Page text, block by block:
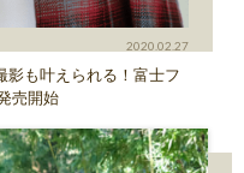
2020.02.27
影も叶えられる！富士フ
売開始